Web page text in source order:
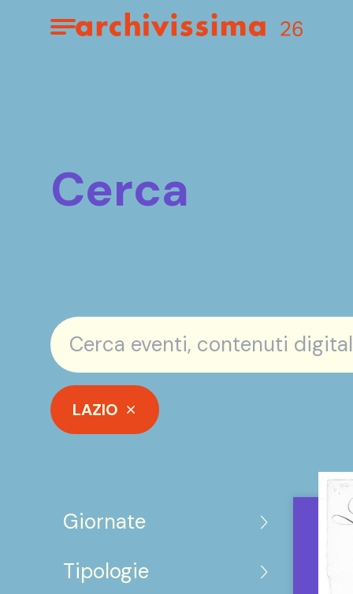
Home page
Apri il menu
Cerca
LAZIO
Giornate
Tipologie